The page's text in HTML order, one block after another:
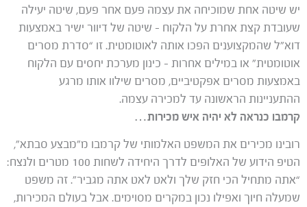
יש שיטה אחת שמוכיחה את עצמה פעם אחר פעם, שיטה יעילה
שעובדת קצת אחרת על הלקוח – שיטה של דיוור ישיר באמצעות
דוא”ל שהמקצוענים הפכו אותה לאוטומטית. זו “סדרת מסרים
אוטומטית” או במילים אחרות – כינון מערכת יחסים עם הלקוח
באמצעות מסרים אפקטיביים, מסרים שילוו אותו מרגע
ההתעניינות הראשונה עד למכירה עצמה.
קרמבו כנראה לא יהיה איש מכירות…
רובינו מכירים את המשפט האלמותי של קרמבו מ”מבצע סבתא”,
הטיפ הידוע של האלופים לדרך היחידה לשחות 100 מטרים ולנצח:
“אתה מתחיל הכי חזק שלך ולאט לאט אתה מגביר”. זה משפט
שמעלה חיוך ואפילו נכון במקרים מסוימים. אבל בעולם המכירות,